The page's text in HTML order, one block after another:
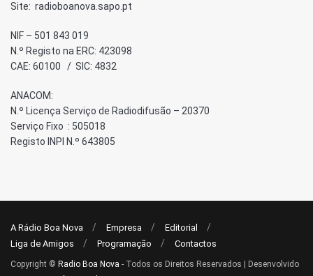
Site: radioboanova.sapo.pt
NIF – 501 843 019
N.º Registo na ERC: 423098
CAE: 60100 / SIC: 4832
ANACOM:
N.º Licença Serviço de Radiodifusão – 20370
Serviço Fixo : 505018
Registo INPI N.º 643805
A Rádio Boa Nova Empresa
Editorial
Liga de Amigos
Programação Contactos
Copyright © Radio Boa Nova - Todos os Direitos Reservados | Desenvolvido